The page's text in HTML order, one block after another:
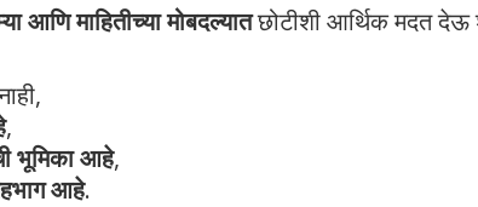
आणि माहितीच्या मोबदल्यातछोटीशी आर्थिक मदत देऊ
,
भूमिका आहे,
आहे.